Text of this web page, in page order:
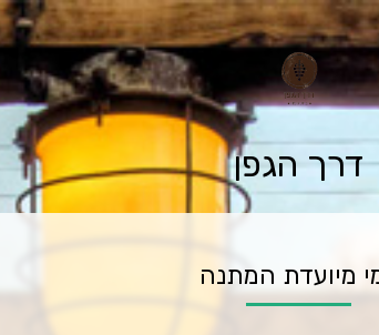
דרך הגפן
מיועדת המתנה